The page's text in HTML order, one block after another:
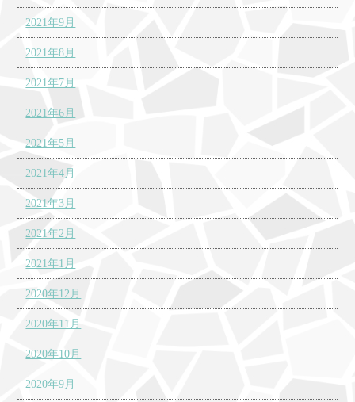
2021年9月
2021年8月
2021年7月
2021年6月
2021年5月
2021年4月
2021年3月
2021年2月
2021年1月
2020年12月
2020年11月
2020年10月
2020年9月